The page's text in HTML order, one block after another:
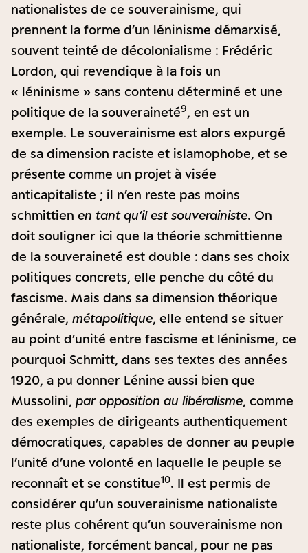
nationalistes de ce souverainisme, qui
prennent la forme d’un léninisme démarxisé,
souvent teinté de décolonialisme : Frédéric
Lordon, qui revendique à la fois un
« léninisme » sans contenu déterminé et une
politique de la souveraineté9, en est un
exemple. Le souverainisme est alors expurgé
de sa dimension raciste et islamophobe, et se
présente comme un projet à visée
anticapitaliste ; il n’en reste pas moins
schmittien en tant qu’il est souverainiste. On
doit souligner ici que la théorie schmittienne
de la souveraineté est double : dans ses choix
politiques concrets, elle penche du côté du
fascisme. Mais dans sa dimension théorique
générale, métapolitique, elle entend se situer
au point d’unité entre fascisme et léninisme, ce
pourquoi Schmitt, dans ses textes des années
1920, a pu donner Lénine aussi bien que
Mussolini, par opposition au libéralisme, comme
des exemples de dirigeants authentiquement
démocratiques, capables de donner au peuple
l’unité d’une volonté en laquelle le peuple se
reconnaît et se constitue10. Il est permis de
considérer qu’un souverainisme nationaliste
reste plus cohérent qu’un souverainisme non
nationaliste, forcément bancal, pour ne pas